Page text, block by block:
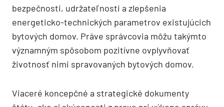
bezpečnosti, udržateľnosti a zlepšenia
energeticko-technických parametrov existujúcich
bytových domov. Práve správcovia môžu takýmto
významným spôsobom pozitívne ovplyvňovať
životnosť nimi spravovaných bytových domov.
Viaceré koncepčné a strategické dokumenty